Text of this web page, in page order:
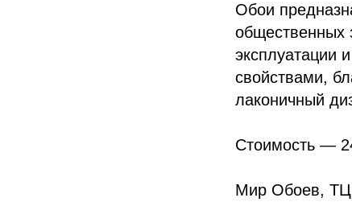
Обои
общественных
эксплуатации
свойствами,
лаконичный
Стоимость —
Мир Обоев, ТЦ